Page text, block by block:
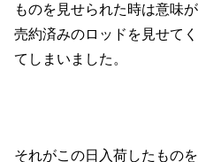
ものを見せられた時は意味
売約済みのロッドを見せて
てしまいました。
それがこの日入荷したもの